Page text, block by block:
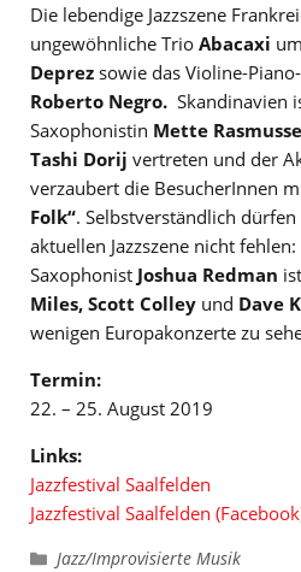
Die lebendige Jazzszene
ungewöhnliche Trio Abacaxi
Deprez sowie das Violine-
Roberto Negro. Skandinavien
Saxophonistin Mette
Tashi Dorij vertreten und der
verzaubert die BesucherInnen
Folk“. Selbstverständlich
aktuellen Jazzszene nicht
Saxophonist Joshua Redman
Miles, Scott Colley und Dave
wenigen Europakonzerte zu
Termin:
22. – 25. August 2019
Links:
Jazzfestival Saalfelden
Jazzfestival Saalfelden
Kategorien
Jazz/Improvisierte Musik